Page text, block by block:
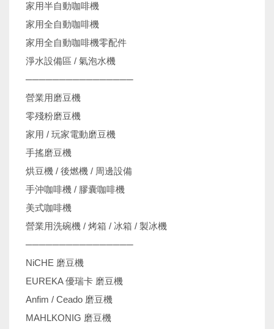
家用半自動咖啡機
家用全自動咖啡機
家用全自動咖啡機零配件
淨水設備區 / 氣泡水機
────────────────
營業用磨豆機
零殘粉磨豆機
家用 / 玩家電動磨豆機
手搖磨豆機
烘豆機 / 後燃機 / 周邊設備
手沖咖啡機 / 膠囊咖啡機
美式咖啡機
營業用洗碗機 / 烤箱 / 冰箱 / 製冰機
────────────────
NiCHE 磨豆機
EUREKA 優瑞卡 磨豆機
Anfim / Ceado 磨豆機
MAHLKONIG 磨豆機